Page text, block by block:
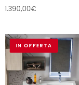
1.390,00€
IN OFFERTA